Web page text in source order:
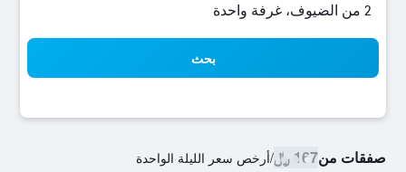
2 من الضيوف، غرفة واحدة
بحث
صفقات من167 ﷼ /أرخص سعر الليلة الواحدة